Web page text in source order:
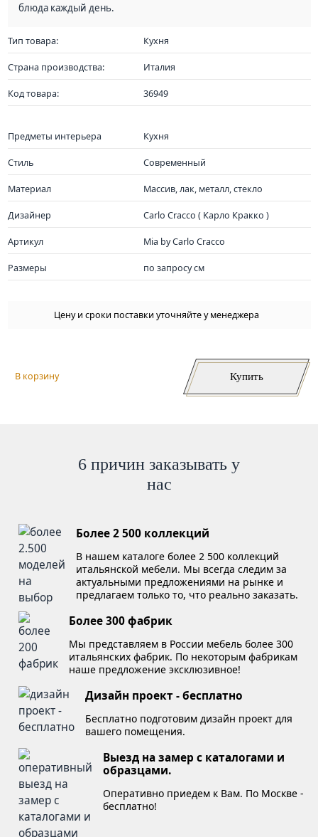
блюда каждый день.
Тип товара: Кухня
Страна производства: Италия
Код товара: 36949
Предметы интерьера Кухня
Стиль Современный
Материал Массив, лак, металл, стекло
Дизайнер Carlo Cracco ( Карло Кракко )
Артикул Mia by Carlo Cracco
Размеры по запросу см
Цену и сроки поставки уточняйте у менеджера
В корзину Купить
6 причин заказывать у
нас
Более 2 500 коллекций
В нашем каталоге более 2 500 коллекций
итальянской мебели. Мы всегда следим за
актуальными предложениями на рынке и
предлагаем только то, что реально заказать.
Более 300 фабрик
Мы представляем в России мебель более 300
итальянских фабрик. По некоторым фабрикам
наше предложение эксклюзивное!
Дизайн проект - бесплатно
Бесплатно подготовим дизайн проект для
вашего помещения.
Выезд на замер с каталогами и
образцами.
Оперативно приедем к Вам. По Москве -
бесплатно!